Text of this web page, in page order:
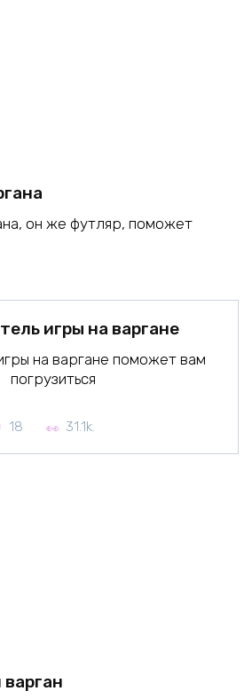
он же футляр, поможет
игры на варгане
на варгане поможет вам
погрузиться
18 31.1k.